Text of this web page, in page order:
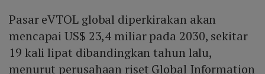
Pasar eVTOL global diperkirakan akan
mencapai US$ 23,4 miliar pada 2030, sekitar
19 kali lipat dibandingkan tahun lalu,
menurut perusahaan riset Global Information